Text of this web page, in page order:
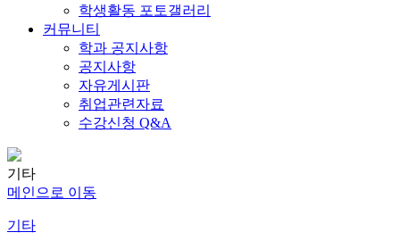
학생활동 포토갤러리
커뮤니티
학과 공지사항
공지사항
자유게시판
취업관련자료
수강신청 Q&A
기타
메인으로 이동
기타